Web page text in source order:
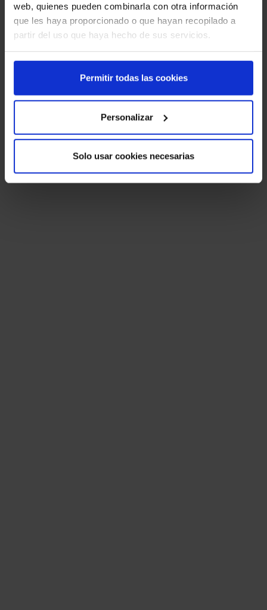
web, quienes pueden combinarla con otra información
que les haya proporcionado o que hayan recopilado a
partir del uso que haya hecho de sus servicios.
Permitir todas las cookies
Personalizar
Solo usar cookies necesarias